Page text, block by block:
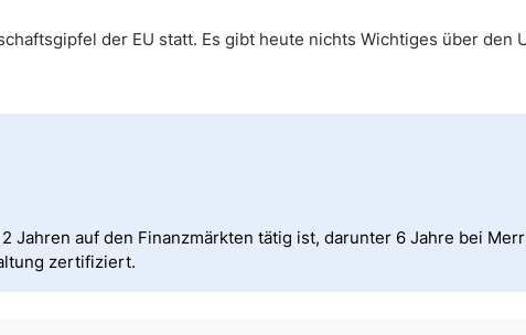
der EU statt. Es gibt heute nichts Wichtiges über den
Jahren auf den Finanzmärkten tätig ist, darunter 6 Jahre bei
zertifiziert.